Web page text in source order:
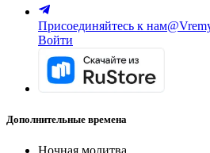
Присоединяйтесь к нам
Войти
Дополнительные времена